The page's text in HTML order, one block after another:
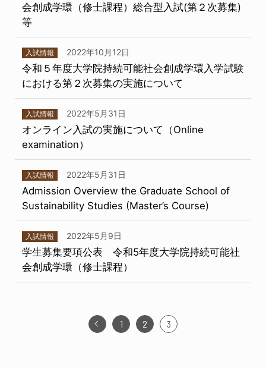
会創成学環（修士課程）総合型入試(第２次募集)
等
入試情報 2022年10月12日
令和５年度大学院持続可能社会創成学環入学試験
における第２次募集の実施について
入試情報 2022年5月31日
オンライン入試の実施について（Online
examination）
入試情報 2022年5月31日
Admission Overview the Graduate School of
Sustainability Studies (Master’s Course)
入試情報 2022年5月9日
学生募集要項公表 令和5年度大学院持続可能社
会創成学環（修士課程）
1 2 3